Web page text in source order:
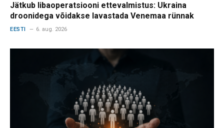
Jätkub libaoperatsiooni ettevalmistus: Ukraina
droonidega võidakse lavastada Venemaa rünnak
EESTI 6. aug. 2026